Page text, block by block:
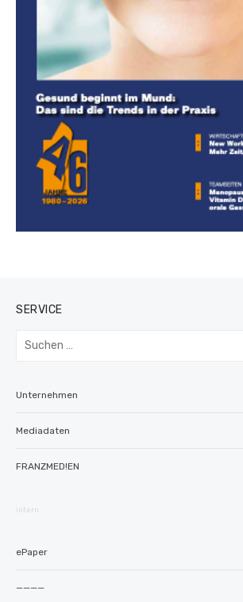
SERVICE
Suchen
Unternehmen
Mediadaten
FRANZMED!EN
intern
ePaper
————